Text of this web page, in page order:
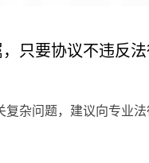
只要协议不违反
杂问题，建议向专业